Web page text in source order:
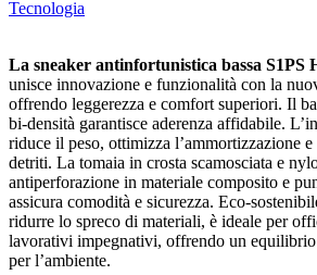
Tecnologia
La sneaker antinfortunistica bassa S1PS
unisce innovazione e funzionalità con la
offrendo leggerezza e comfort superiori. Il
bi-densità garantisce aderenza affidabile.
riduce il peso, ottimizza l’ammortizzazione
detriti. La tomaia in crosta scamosciata e
antiperforazione in materiale composito e
assicura comodità e sicurezza. Eco-
ridurre lo spreco di materiali, è ideale per
lavorativi impegnativi, offrendo un equilibrio
per l’ambiente.